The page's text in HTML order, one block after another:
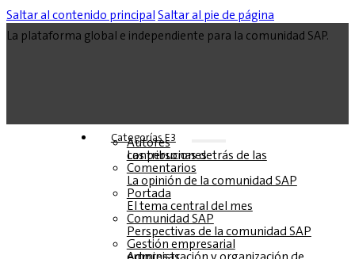
Saltar al contenido principalSaltar al pie de página
La plataforma global e independiente para la comunidad SAP.
Categorías E3
Autores
Las personas detrás de las contribuciones
Comentarios
La opinión de la comunidad SAP
Portada
El tema central del mes
Comunidad SAP
Perspectivas de la comunidad SAP
Gestión empresarial